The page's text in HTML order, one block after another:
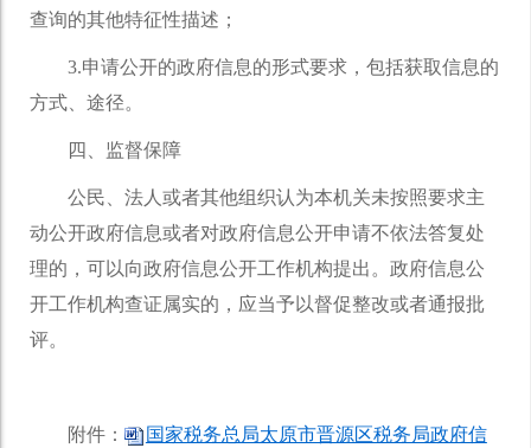
查询的其他特征性描述；
3.申请公开的政府信息的形式要求，包括获取信息的
方式、途径。
四、监督保障
公民、法人或者其他组织认为本机关未按照要求主
动公开政府信息或者对政府信息公开申请不依法答复处
理的，可以向政府信息公开工作机构提出。政府信息公
开工作机构查证属实的，应当予以督促整改或者通报批
评。
附件： 国家税务总局太原市晋源区税务局政府信